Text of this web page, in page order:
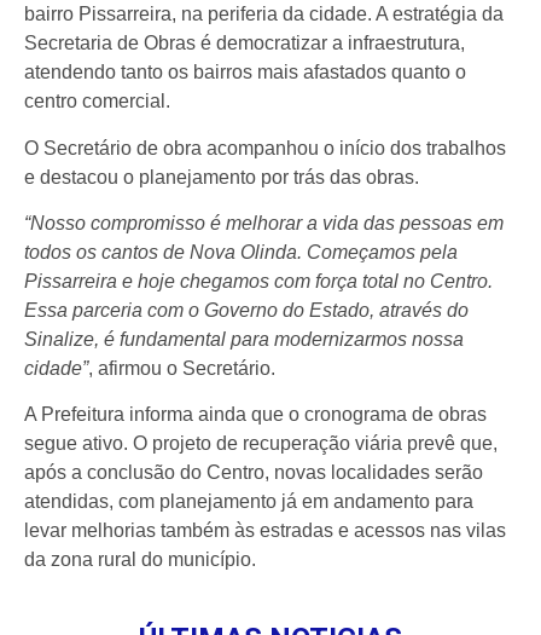
bairro Pissarreira, na periferia da cidade. A estratégia da
Secretaria de Obras é democratizar a infraestrutura,
atendendo tanto os bairros mais afastados quanto o
centro comercial.
O Secretário de obra acompanhou o início dos trabalhos
e destacou o planejamento por trás das obras.
“Nosso compromisso é melhorar a vida das pessoas em
todos os cantos de Nova Olinda. Começamos pela
Pissarreira e hoje chegamos com força total no Centro.
Essa parceria com o Governo do Estado, através do
Sinalize, é fundamental para modernizarmos nossa
cidade”, afirmou o Secretário.
A Prefeitura informa ainda que o cronograma de obras
segue ativo. O projeto de recuperação viária prevê que,
após a conclusão do Centro, novas localidades serão
atendidas, com planejamento já em andamento para
levar melhorias também às estradas e acessos nas vilas
da zona rural do município.